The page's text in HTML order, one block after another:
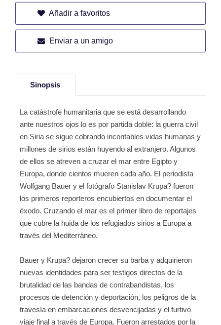
Añadir a favoritos
Enviar a un amigo
Sinopsis
La catástrofe humanitaria que se está desarrollando
ante nuestros ojos lo es por partida doble: la guerra civil
en Siria se sigue cobrando incontables vidas humanas y
millones de sirios están huyendo al extranjero. Algunos
de ellos se atreven a cruzar el mar entre Egipto y
Europa, donde cientos mueren cada año. El periodista
Wolfgang Bauer y el fotógrafo Stanislav Krupa? fueron
los primeros reporteros encubiertos en documentar el
éxodo. Cruzando el mar es el primer libro de reportajes
que cubre la huida de los refugiados sirios a Europa a
través del Mediterráneo.
Bauer y Krupa? dejaron crecer su barba y adquirieron
nuevas identidades para ser testigos directos de la
brutalidad de las bandas de contrabandistas, los
procesos de detención y deportación, los peligros de la
travesía en embarcaciones desvencijadas y el furtivo
viaje final a través de Europa. Fueron arrestados por la